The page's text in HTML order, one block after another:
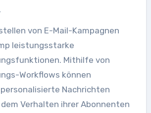
von E-Mail-Kampagnen
leistungsstarke
Mithilfe von
Workflows können
Nachrichten
Verhalten ihrer Abonnenten